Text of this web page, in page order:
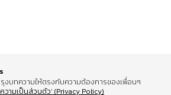
งบทความให้ตรงกับความต้องการของเพื่อนๆ
วามเป็นส่วนตัว' (Privacy Policy)